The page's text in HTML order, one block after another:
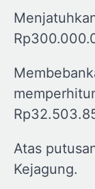
Atas
Kejagung.